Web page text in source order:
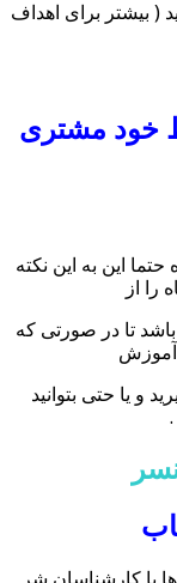
( بیشتر برای اهداف
خود مشتری
این به این نکته
را از
تا در صورتی که
آموزش
و یا حتی بتوانید
ها با کارشناسان شر